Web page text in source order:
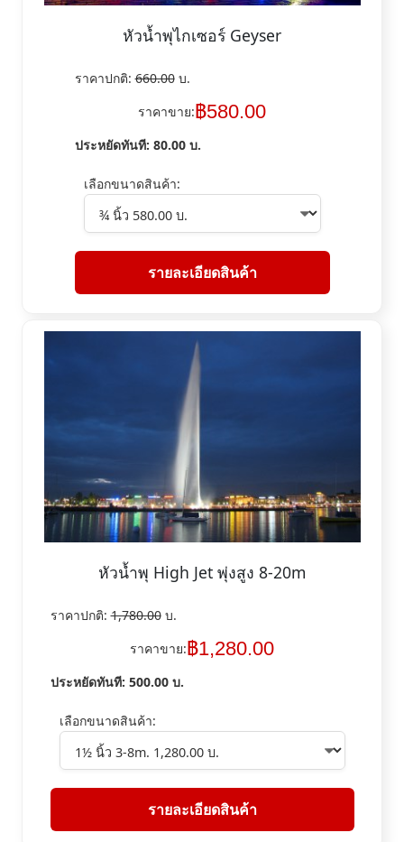
หัวน้ำพุไกเซอร์ Geyser
ราคาปกติ:660.00บ.
ราคาขาย:฿580.00
ประหยัดทันที: 80.00บ.
เลือกขนาดสินค้า:
รายละเอียดสินค้า
หัวน้ำพุ High Jet พุ่งสูง 8-20m
ราคาปกติ:1,780.00บ.
ราคาขาย:฿1,280.00
ประหยัดทันที: 500.00บ.
เลือกขนาดสินค้า:
รายละเอียดสินค้า